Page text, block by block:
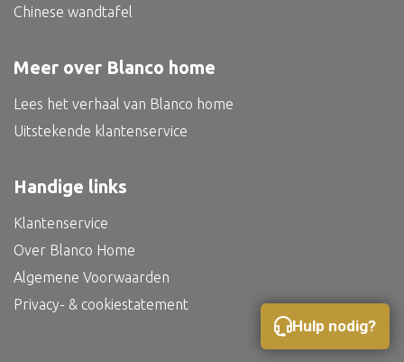
Alle oosterse meubels
Oosterse kast
Oosterse tafel
Hulp nodig?
Chinese wandtafel
Meer over Blanco home
Lees het verhaal van Blanco home
Uitstekende klantenservice
Handige links
Klantenservice
Over Blanco Home
Algemene Voorwaarden
Privacy- & cookiestatement